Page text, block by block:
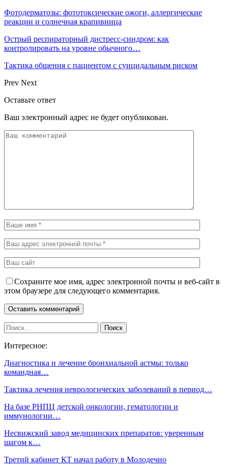
Фотодерматозы: фототоксические ожоги, аллергические
реакции и солнечная крапивница
Острый респираторный дистресс-синдром: как
контролировать на уровне обычного…
Тактика общения с пациентом с суицидальным риском
Prev Next
Оставьте ответ
Ваш электронный адрес не будет опубликован.
Сохраните мое имя, адрес электронной почты и веб-сайт в
этом браузере для следующего комментария.
Интересное:
Диагностика и лечение бронхиальной астмы: только
командная…
Тактика лечения неврологических заболеваний в период…
На базе РНПЦ детской онкологии, гематологии и
иммунологии…
Несвижский завод медицинских препаратов: уверенным
шагом к…
Третий кабинет КТ начал работу в Молодечно